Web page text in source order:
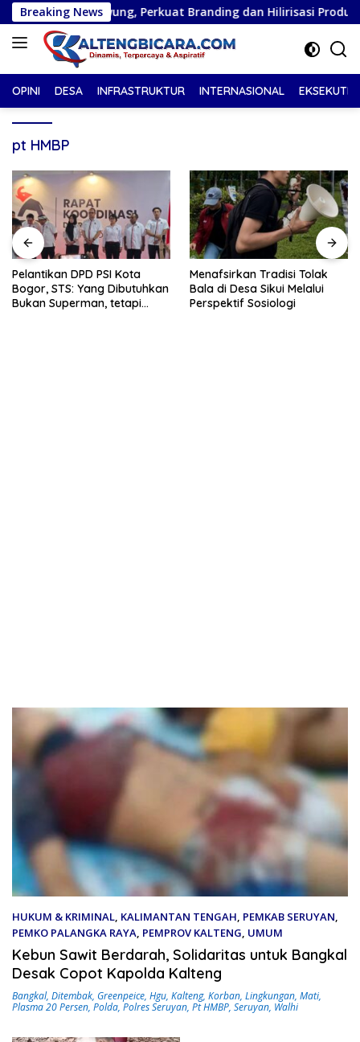
Langsung
ke
konten
Breaking News
Tuwung, Perkuat Branding dan Hilirisasi Produk
OPINI DESA INFRASTRUKTUR INTERNASIONAL EKSEKUTIF
pt HMBP
Pelantikan DPD PSI Kota
Bogor, STS: Yang Dibutuhkan
Bukan Superman, tetapi
Menafsirkan Tradisi Tolak
Bala di Desa Sikui Melalui
Perspektif Sosiologi
HUKUM & KRIMINAL, KALIMANTAN TENGAH, PEMKAB SERUYAN,
PEMKO PALANGKA RAYA, PEMPROV KALTENG, UMUM
8 Oktober 2023
Kebun Sawit Berdarah, Solidaritas untuk Bangkal
Desak Copot Kapolda Kalteng
Bangkal, Ditembak, Greenpeice, Hgu, Kalteng, Korban, Lingkungan, Mati,
Plasma 20 Persen, Polda, Polres Seruyan, Pt HMBP, Seruyan, Walhi